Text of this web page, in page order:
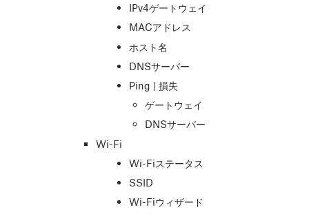
IPv4ゲートウェイ
MACアドレス
ホスト名
DNSサーバー
Ping | 損失
ゲートウェイ
DNSサーバー
Wi-Fi
Wi-Fiステータス
SSID
Wi-Fiウィザード